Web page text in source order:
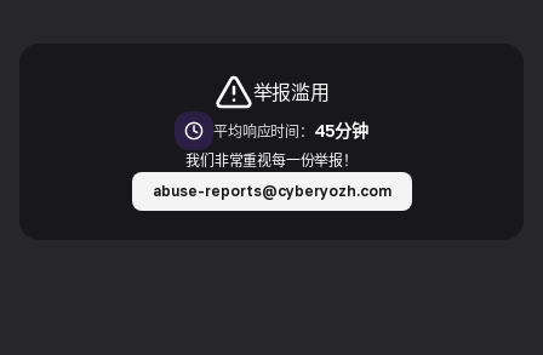
举报滥用
平均响应时间： 45分钟
我们非常重视每一份举报！
abuse-reports@cyberyozh.com